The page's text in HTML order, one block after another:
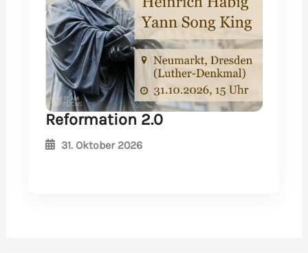
Reformation 2.0
31. Oktober 2026